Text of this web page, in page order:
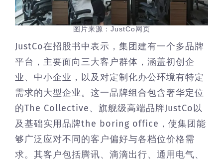
图片来源：JustCo网页
JustCo在招股书中表示，集团建有一个多品牌
平台，主要面向三大客户群体，涵盖初创企
业、中小企业，以及对定制化办公环境有特定
需求的大型企业。这一品牌组合包含奢华定位
的The Collective、旗舰级高端品牌JustCo以
及基础实用品牌the boring office，使集团能
够广泛应对不同的客户偏好与各档位价格需
求。其客户包括腾讯、滴滴出行、通用电气、